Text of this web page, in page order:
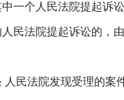
一个人民法院提起诉
民法院提起诉讼的，
人民法院发现受理的案